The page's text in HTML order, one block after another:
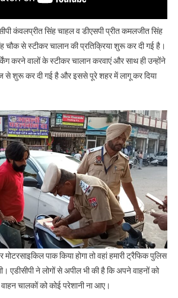
कंवलप्रीत सिंह चाहल व डीएसपी प्रीत कमलजीत सिंह
चौक से स्टीकर चालान की प्रतिक्रिया शुरू कर दी गई है।
करने वालों के स्टीकर चालान करवाएं और साथ ही उन्होंने
से शुरू कर दी गई है और इससे पूरे शहर में लागू कर दिया
पाक किया होगा तो वहां हमारी ट्रैफिक पुलिस
एडीसीपी ने लोगों से अपील भी की है कि अपने वाहनों को
चालकों को कोई परेशानी ना आए।